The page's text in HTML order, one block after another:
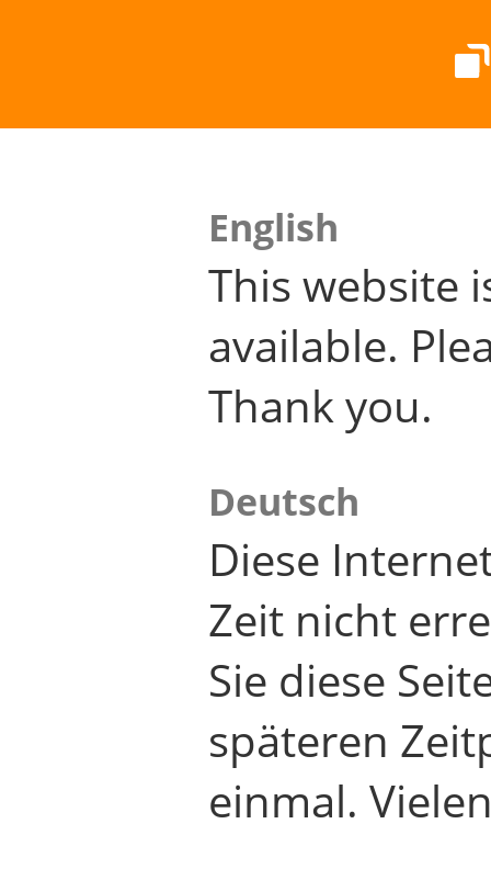
English
This website
available.
Thank you.
Deutsch
Diese
Zeit nicht
Sie diese
späteren
einmal.